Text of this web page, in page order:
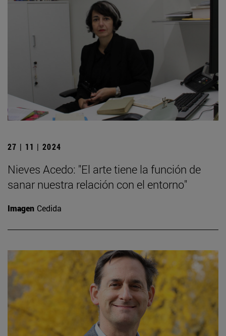
27 | 11 | 2024
Nieves Acedo: "El arte tiene la función de
sanar nuestra relación con el entorno"
Imagen Cedida